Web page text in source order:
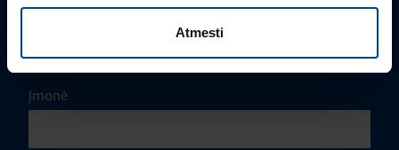
Atmesti
Įmonė